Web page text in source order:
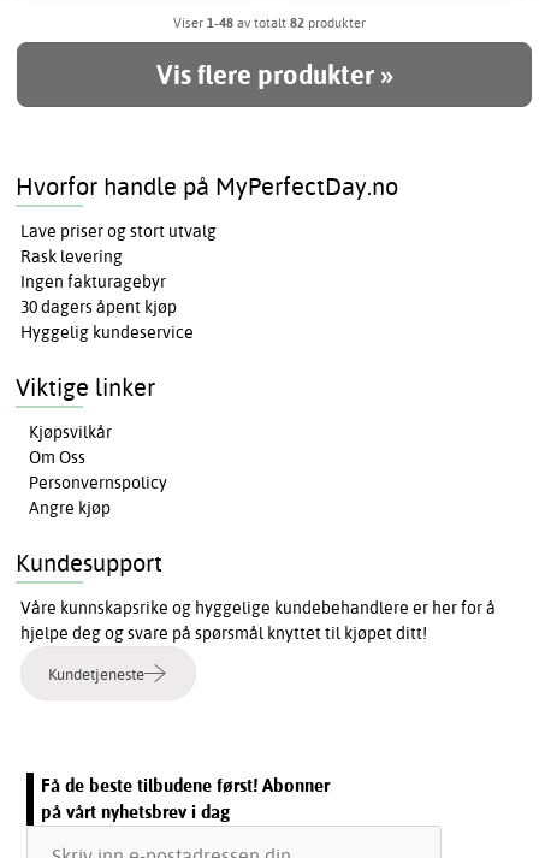
Viser 1-48 av totalt 82 produkter
Vis flere produkter »
Hvorfor handle på MyPerfectDay.no
Lave priser og stort utvalg
Rask levering
Ingen fakturagebyr
30 dagers åpent kjøp
Hyggelig kundeservice
Viktige linker
Kjøpsvilkår
Om Oss
Personvernspolicy
Angre kjøp
Kundesupport
Våre kunnskapsrike og hyggelige kundebehandlere er her for å
hjelpe deg og svare på spørsmål knyttet til kjøpet ditt!
Kundetjeneste
Få de beste tilbudene først! Abonner
på vårt nyhetsbrev i dag